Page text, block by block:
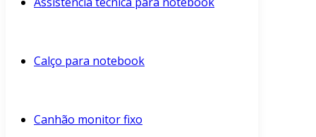
Calço para notebook
Canhão monitor fixo